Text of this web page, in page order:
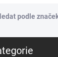
podle